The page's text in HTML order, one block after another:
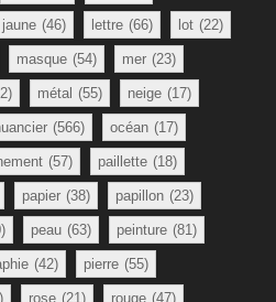
jaune (46) lettre (66) lot (22)
masque (54) mer (23)
métal (55) neige (17)
(566) océan (17)
(57) paillette (18)
papier (38) papillon (23)
peau (63) peinture (81)
(42) pierre (55)
rose (21) rouge (47)